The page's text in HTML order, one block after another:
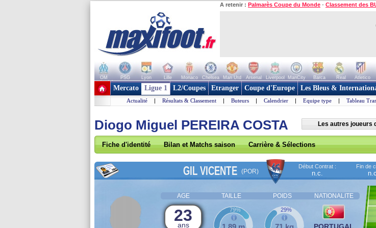
A retenir : Palmarès Coupe du Monde - Classement des
OM PSG Lyon Lille Monaco Chelsea Man Utd Arsenal Liverpool ManCity Barca Real Atletico
+ de clubs
Mercato Ligue 1 L2/Coupes Etranger Coupe d'Europe Les Bleus &
Actualité | Résultats & Classement | Buteurs | Calendrier | Equipe type | Tableau
Diogo Miguel PEREIRA COSTA Les autres joueurs
Fiche d'identité Bilan et Matchs saison Carrière & Sélections
GIL VICENTE (POR)
Début Contrat :
n.c.
Fin de
AGE TAILLE POIDS NATIONALITE
23
ans
79% 29%